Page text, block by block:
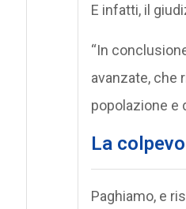
E infatti, il
“In
avanzate, che
popolazione e
La
Paghiamo, e